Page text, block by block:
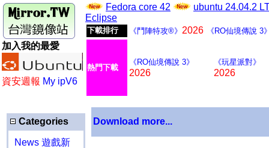
加入我的最愛
資安週報 My ipV6
Fedora core 42
ubuntu 24.04.2
Eclipse
下載排行 《鬥陣特攻®》 2026 《RO仙境傳說 3
熱門下載
《RO仙境傳說 3》
2026
《玩星派對》
2026
Categories
News 遊戲新
Download more...